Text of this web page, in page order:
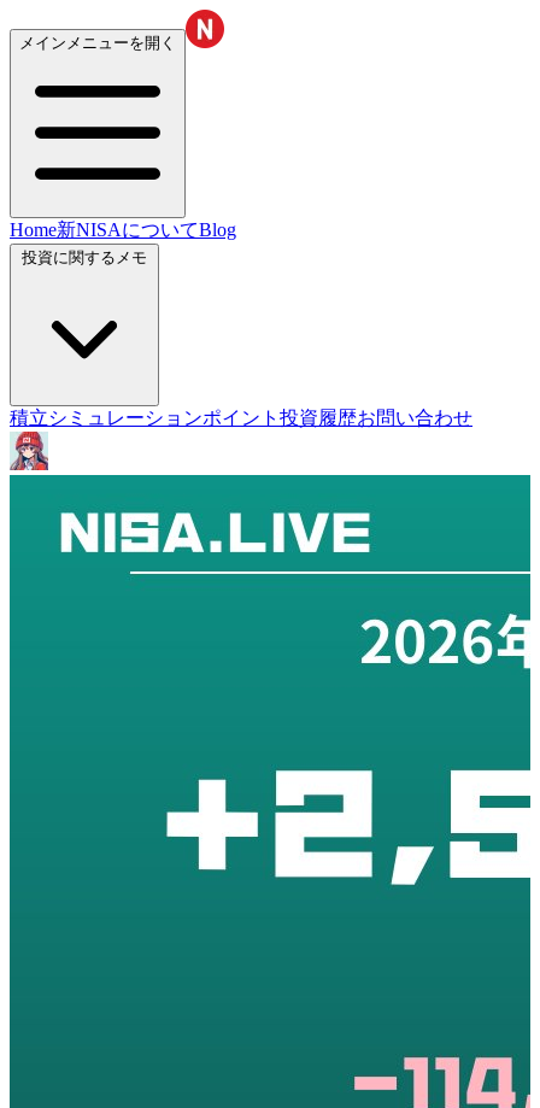
メインメニューを開く
Home新NISAについてBlog
積立シミュレーションポイント投資履歴お問い合わせ